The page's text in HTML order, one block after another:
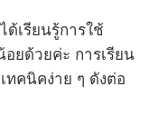
เรียนรู้การใช้
ยด้วยค่ะ การเรียน
ทคนิคง่าย ๆ ดังต่อ